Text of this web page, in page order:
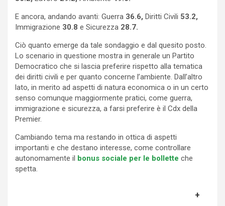
E ancora, andando avanti: Guerra 36.6, Diritti Civili 53.2,
Immigrazione 30.8 e Sicurezza 28.7.
Ciò quanto emerge da tale sondaggio e dal quesito posto.
Lo scenario in questione mostra in generale un Partito
Democratico che si lascia preferire rispetto alla tematica
dei diritti civili e per quanto concerne l’ambiente. Dall’altro
lato, in merito ad aspetti di natura economica o in un certo
senso comunque maggiormente pratici, come guerra,
immigrazione e sicurezza, a farsi preferire è il Cdx della
Premier.
Cambiando tema ma restando in ottica di aspetti
importanti e che destano interesse, come controllare
autonomamente il bonus sociale per le bollette che
spetta.